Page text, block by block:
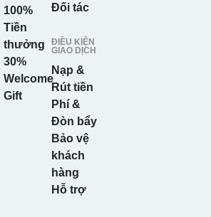
100%
Tiền
thưởng
30%
Welcome
Gift
Đối tác
ĐIỀU KIỆN
GIAO DỊCH
Nạp &
Rút tiền
Phí &
Đòn bẩy
Bảo vệ
khách
hàng
Hỗ trợ